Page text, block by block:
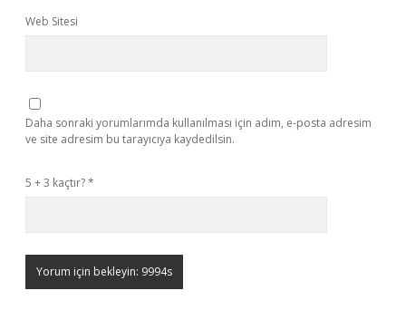
Web Sitesi
Daha sonraki yorumlarımda kullanılması için adım, e-posta adresim
ve site adresim bu tarayıcıya kaydedilsin.
5 + 3 kaçtır?*